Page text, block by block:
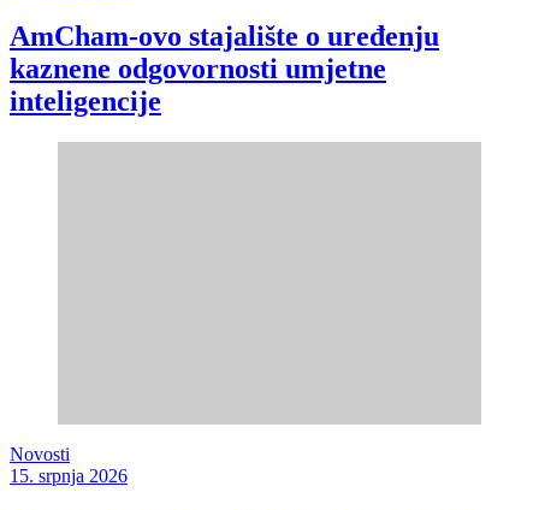
AmCham-ovo stajalište o uređenju
kaznene odgovornosti umjetne
inteligencije
Novosti
15. srpnja 2026